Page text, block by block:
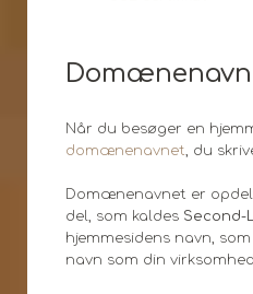
Domænenavn
Når du besøger en
domænenavnet, du
Domænenavnet er
del, som kaldes Second-
hjemmesidens navn,
navn som din